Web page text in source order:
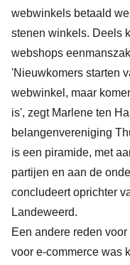
webwinkels betaald
stenen winkels. Deels
webshops
'Nieuwkomers starten
webwinkel, maar
is', zegt Marlene ten
belangenvereniging
is een piramide, met
partijen en aan de
concludeert oprichter
Landeweerd.
Een andere reden
voor e-commerce was